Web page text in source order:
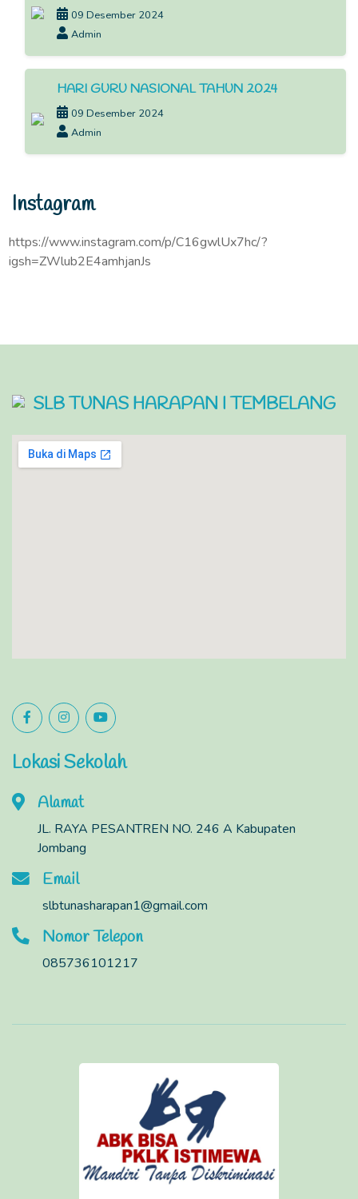
09 Desember 2024
Admin
HARI GURU NASIONAL TAHUN 2024
09 Desember 2024
Admin
Instagram
https://www.instagram.com/p/C16gwlUx7hc/?
igsh=ZWlub2E4amhjanJs
SLB TUNAS HARAPAN I TEMBELANG
Lokasi Sekolah
Alamat
JL. RAYA PESANTREN NO. 246 A Kabupaten
Jombang
Email
slbtunasharapan1@gmail.com
Nomor Telepon
085736101217